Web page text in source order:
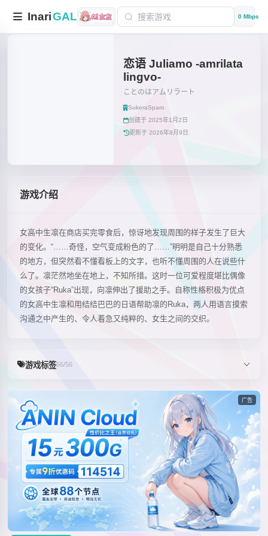
InariGAL 0 Mbps
恋语 Juliamo -amrilata
lingvo-
ことのはアムリラート
SukeraSparo
创建于 2025年1月2日
更新于 2026年8月9日
游戏介绍
女高中生凛在商店买完零食后，惊讶地发现周围的样子发生了巨大
的变化。“……奇怪，空气变成粉色的了……”明明是自己十分熟悉
的地方，但突然看不懂看板上的文字，也听不懂周围的人在说些什
么了。凛茫然地坐在地上，不知所措。这时一位可爱程度堪比偶像
的女孩子“Ruka”出现，向凛伸出了援助之手。自称性格积极为优点
的女高中生凛和用结结巴巴的日语帮助凛的Ruka，两人用语言摸索
沟通之中产生的、令人着急又纯粹的、女生之间的交织。
游戏标签56/56
广告